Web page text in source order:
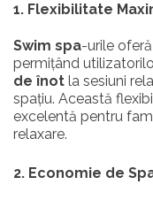
1. Flexibilitate
Swim spa-urile
permițând
de înot la sesiuni
spațiu. Această
excelentă pentru
relaxare.
2. Economie de